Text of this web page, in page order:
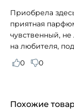
Приобрела
приятная
чувственный, не
на любителя,
0
0
Похожие